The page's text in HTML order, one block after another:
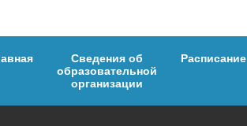
Cведения об
образовательной
организации
Расписание